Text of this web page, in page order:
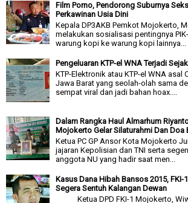
Film Porno, Pendorong Suburnya
Perkawinan Usia Dini
Kepala DP3AKB Pemkot Mojokerto,
melakukan sosialisasi pentingnya
warung kopi ke warung kopi lainnya...
Pengeluaran KTP-el WNA Terjadi
KTP-Elektronik atau KTP-el WNA asal
Jawa Barat yang seolah-olah sama
sempat viral dan jadi bahan hoax....
Dalam Rangka Haul Almarhum
Mojokerto Gelar Silaturahmi Dan Doa
Ketua PC GP Ansor Kota Mojokerto
jajaran Kepolisian dan TNI serta
anggota NU yang hadir saat men...
Kasus Dana Hibah Bansos 2015, FKI-
Segera Sentuh Kalangan Dewan
Ketua DPD FKI-1 Mojokerto,